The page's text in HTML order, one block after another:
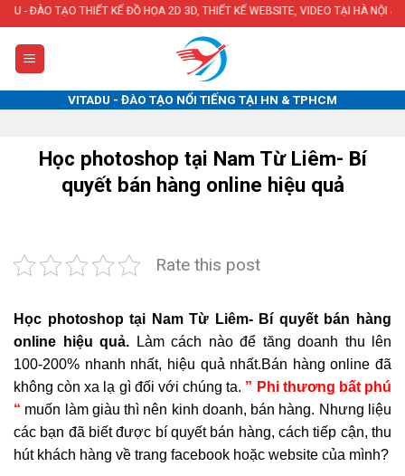
Skip
to
content
THIẾT KẾ ĐỒ HỌA 2D 3D, THIẾT KẾ WEBSITE, VIDEO TẠI HÀ NỘI & TPHCM
VITADU - ĐÀO TẠO NỔI TIẾNG TẠI HN & TPHCM
Học photoshop tại Nam Từ Liêm- Bí
quyết bán hàng online hiệu quả
Rate this post
Học photoshop tại Nam Từ Liêm- Bí quyết bán hàng
online hiệu quả. Làm cách nào để tăng doanh thu lên
100-200% nhanh nhất, hiệu quả nhất.Bán hàng online đã
không còn xa lạ gì đối với chúng ta. ” Phi thương bất phú
“ muốn làm giàu thì nên kinh doanh, bán hàng. Nhưng liệu
các bạn đã biết được bí quyết bán hàng, cách tiếp cận, thu
hút khách hàng về trang facebook hoặc website của mình?